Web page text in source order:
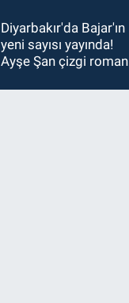
Diyarbakır'da Bajar'ın
yeni sayısı yayında!
Ayşe Şan çizgi roman